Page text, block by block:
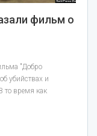
фильм о
"Добро
убийствах и
то время как